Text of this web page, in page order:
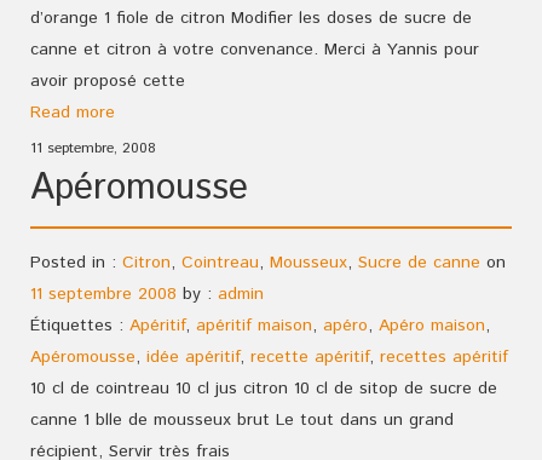
d’orange 1 fiole de citron Modifier les doses de sucre de
canne et citron à votre convenance. Merci à Yannis pour
avoir proposé cette
Read more
11 septembre, 2008
Apéromousse
Posted in : Citron, Cointreau, Mousseux, Sucre de canne on
11 septembre 2008 by : admin
Étiquettes : Apéritif, apéritif maison, apéro, Apéro maison,
Apéromousse, idée apéritif, recette apéritif, recettes apéritif
10 cl de cointreau 10 cl jus citron 10 cl de sitop de sucre de
canne 1 blle de mousseux brut Le tout dans un grand
récipient, Servir très frais